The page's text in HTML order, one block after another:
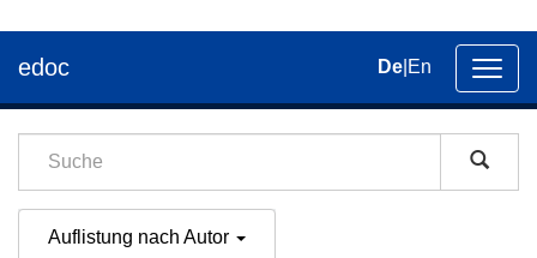
der
edoc De En
Auflistung nach Autor